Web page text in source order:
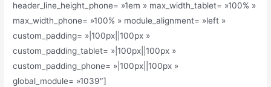
header_line_height_phone= »1em » max_width_tablet= »100% »
max_width_phone= »100% » module_alignment= »left »
custom_padding= »|100px||100px »
custom_padding_tablet= »|100px||100px »
custom_padding_phone= »|100px||100px »
global_module= »1039″]